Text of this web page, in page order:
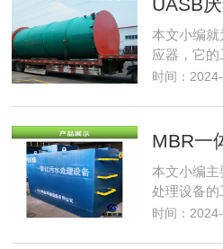
本文小编就
应器，它
时间：
本文小编
处理设备的
时间：